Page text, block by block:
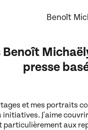
Benoît
Benoît
presse
et mes portraits
initiatives. J'aime
particulièrement aux